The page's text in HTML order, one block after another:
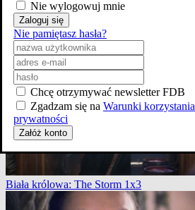
Biała królowa: The Storm 1x3
Biała królowa: The Storm 1x3
Nie wylogowuj mnie
Zaloguj się
Nie pamiętasz hasła?
Chcę otrzymywać newsletter FDB
Zgadzam się na Warunki korzystania
prywatności
Załóż konto